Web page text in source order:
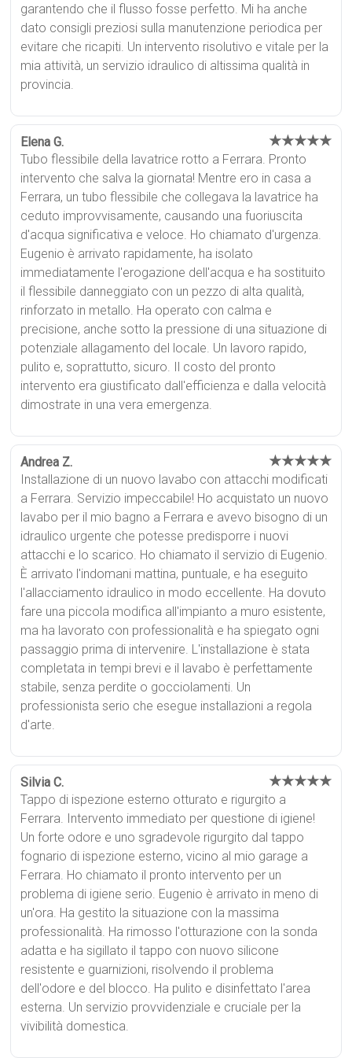
garantendo che il flusso fosse perfetto. Mi ha anche
dato consigli preziosi sulla manutenzione periodica per
evitare che ricapiti. Un intervento risolutivo e vitale per la
mia attività, un servizio idraulico di altissima qualità in
provincia.
Elena G. ★★★★★
Tubo flessibile della lavatrice rotto a Ferrara. Pronto
intervento che salva la giornata! Mentre ero in casa a
Ferrara, un tubo flessibile che collegava la lavatrice ha
ceduto improvvisamente, causando una fuoriuscita
d'acqua significativa e veloce. Ho chiamato d'urgenza.
Eugenio è arrivato rapidamente, ha isolato
immediatamente l'erogazione dell'acqua e ha sostituito
il flessibile danneggiato con un pezzo di alta qualità,
rinforzato in metallo. Ha operato con calma e
precisione, anche sotto la pressione di una situazione di
potenziale allagamento del locale. Un lavoro rapido,
pulito e, soprattutto, sicuro. Il costo del pronto
intervento era giustificato dall'efficienza e dalla velocità
dimostrate in una vera emergenza.
Andrea Z. ★★★★★
Installazione di un nuovo lavabo con attacchi modificati
a Ferrara. Servizio impeccabile! Ho acquistato un nuovo
lavabo per il mio bagno a Ferrara e avevo bisogno di un
idraulico urgente che potesse predisporre i nuovi
attacchi e lo scarico. Ho chiamato il servizio di Eugenio.
È arrivato l'indomani mattina, puntuale, e ha eseguito
l'allacciamento idraulico in modo eccellente. Ha dovuto
fare una piccola modifica all'impianto a muro esistente,
ma ha lavorato con professionalità e ha spiegato ogni
passaggio prima di intervenire. L'installazione è stata
completata in tempi brevi e il lavabo è perfettamente
stabile, senza perdite o gocciolamenti. Un
professionista serio che esegue installazioni a regola
d'arte.
Silvia C. ★★★★★
Tappo di ispezione esterno otturato e rigurgito a
Ferrara. Intervento immediato per questione di igiene!
Un forte odore e uno sgradevole rigurgito dal tappo
fognario di ispezione esterno, vicino al mio garage a
Ferrara. Ho chiamato il pronto intervento per un
problema di igiene serio. Eugenio è arrivato in meno di
un'ora. Ha gestito la situazione con la massima
professionalità. Ha rimosso l'otturazione con la sonda
adatta e ha sigillato il tappo con nuovo silicone
resistente e guarnizioni, risolvendo il problema
dell'odore e del blocco. Ha pulito e disinfettato l'area
esterna. Un servizio provvidenziale e cruciale per la
vivibilità domestica.